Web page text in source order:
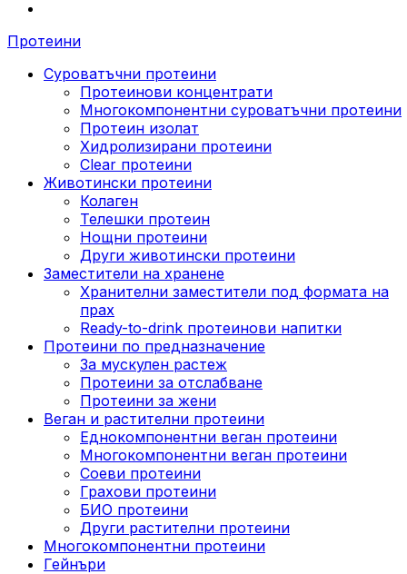
Протеини
Суроватъчни протеини
Протеинови концентрати
Многокомпонентни суроватъчни протеини
Протеин изолат
Хидролизирани протеини
Clear протеини
Животински протеини
Колаген
Телешки протеин
Нощни протеини
Други животински протеини
Заместители на хранене
Хранителни заместители под формата на
прах
Ready-to-drink протеинови напитки
Протеини по предназначение
За мускулен растеж
Протеини за отслабване
Протеини за жени
Веган и растителни протеини
Еднокомпонентни веган протеини
Многокомпонентни веган протеини
Соеви протеини
Грахови протеини
БИО протеини
Други растителни протеини
Многокомпонентни протеини
Гейнъри